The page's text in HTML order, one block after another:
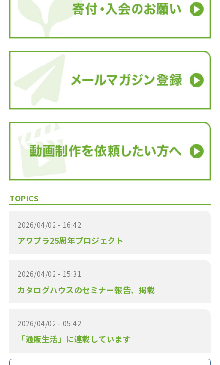
TOPICS
2026/04/02 - 16:42
アワプラ25周年プロジェクト
2026/04/02 - 15:31
カタログハウスのセミナー報告、掲載
2026/04/02 - 05:42
「通販生活」に連載しています